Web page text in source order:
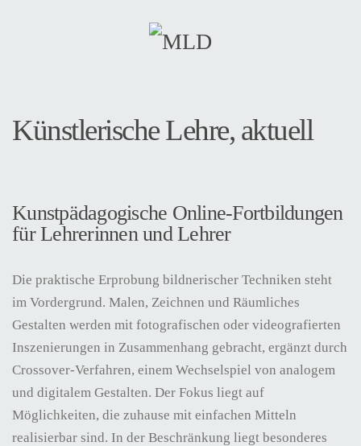
Zum Hauptinhalt springen
Künstlerische Lehre, aktuell
Kunstpädagogische Online-Fortbildungen
für Lehrerinnen und Lehrer
Die praktische Erprobung bildnerischer Techniken steht
im Vordergrund. Malen, Zeichnen und Räumliches
Gestalten werden mit fotografischen oder videografierten
Inszenierungen in Zusammenhang gebracht, ergänzt durch
Crossover-Verfahren, einem Wechselspiel von analogem
und digitalem Gestalten. Der Fokus liegt auf
Möglichkeiten, die zuhause mit einfachen Mitteln
realisierbar sind. In der Beschränkung liegt besonderes